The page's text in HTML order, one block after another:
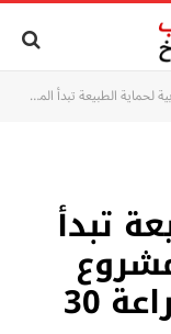
الطبيعة تبدأ المرحلة الثانية من مشروع “إحياء مزارع غزة” بزراعة 30 ألف شجرة زيتون
تبدأ
“إحياء مزارع غزة” بزراعة 30